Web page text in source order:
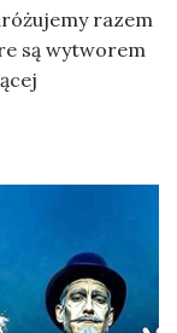
razem
są wytworem